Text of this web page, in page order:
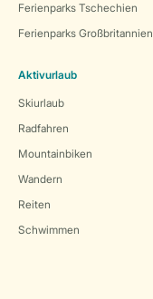
Ferienparks Tschechien
Ferienparks Großbritannien
Aktivurlaub
Skiurlaub
Radfahren
Mountainbiken
Wandern
Reiten
Schwimmen